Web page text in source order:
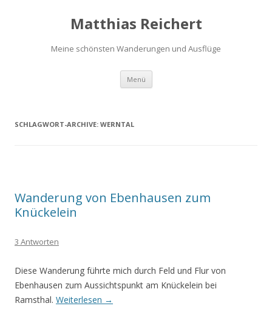
Matthias Reichert
Meine schönsten Wanderungen und Ausflüge
Menü Zum
springen
SCHLAGWORT-ARCHIVE: WERNTAL
Wanderung von Ebenhausen zum
Knückelein
3 Antworten
Diese Wanderung führte mich durch Feld und Flur von
Ebenhausen zum Aussichtspunkt am Knückelein bei
Ramsthal. Weiterlesen →